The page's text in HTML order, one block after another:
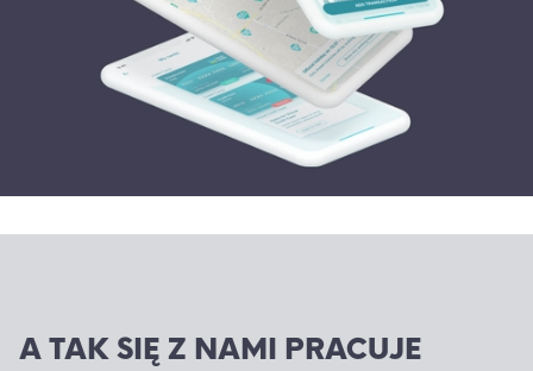
A TAK SIĘ Z NAMI PRACUJE